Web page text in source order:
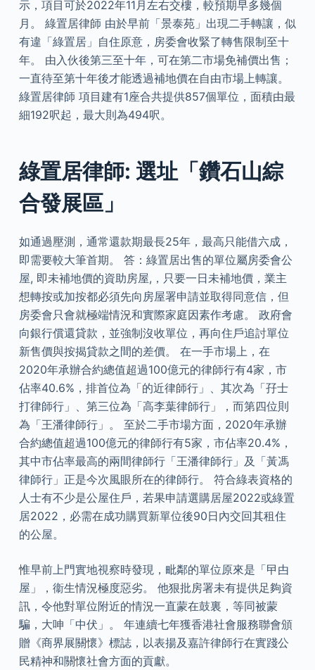
示，項目可於2022年11月左右交樓，較預期早多幾個
月。 綠置居律師 由於早前「景泰苑」出現二手轉讓，似
有違「綠置居」自住原意，房委會收緊了轉售限制至十
年。 由入伙後第三至十年，可在第二市場免補價出售；
一直待至第十年後才能透過補地價在自由市場上轉讓。
綠置居律師 項目建有1座合共提供857個單位，面積由最
細192呎起，最大則為494呎。
綠置居律師: 選址「鑽石山綜
合發展區」
如通過壓測，通常還款期最長25年，最高只能借六成，
即需要較大筆首期。 答：綠置居出售的單位屬房委會公
屋, 即未補地價的資助房屋,，只要一日未補地價，業主
想轉按或加按都必須先向房屋署申請並取得同意信，但
房委會只會就極端情況和實際家庭因素作考慮。 政府會
向銀行償還貸款，並強制沒收單位，再向住戶追討單位
新售價與按揭貸款之間的差價。 在一手市場上，在
2020年承辦合約總值超過100億元的律師行有4家，市
佔率40.6%，排首位為「的近律師行」、其次為「孖士
打律師行」、第三位為「高李葉律師行」，而第四位則
為「王潘律師行」。 至於二手市場方面，2020年承辦
合約總值超過100億元的律師行有5家，市佔率20.4%，
其中市佔率最高的兩間律師行「王潘律師行」及「黃馮
律師行」正是今次風眼所在的律師行。 符合綠表資格的
人士有不少是公屋住戶，若果申請選購居屋2022或綠置
居2022，必需在成功購買新單位後90日內交回其租住
的公屋。
惟早前上門實地視察時發現，毗鄰的單位原來是「曱甴
屋」，衞生情況極度惡劣。 他狠批房署未有提供足夠資
訊，令他對單位附近的情況一直蒙在鼓裏，等同被蒙
騙，大呻「中伏」。 年連續七年獲香港社會服務聯會頒
贈《商界展關懷》標誌，以表揚及嘉許律師行在實踐公
民精神和關懷社會方面的貢獻。